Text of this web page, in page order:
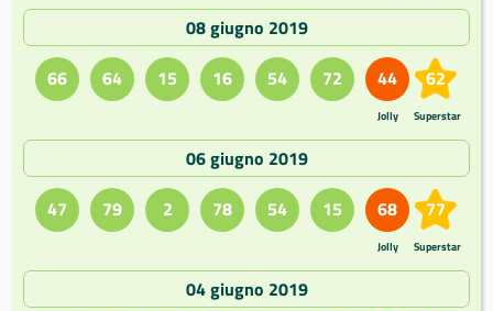
08 giugno 2019
66
64 15 16 54 72 44
Jolly
62
Superstar
06 giugno 2019
47
79 2 78 54 15 68
Jolly
77
Superstar
04 giugno 2019